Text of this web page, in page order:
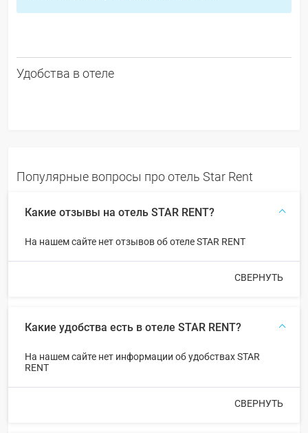
Удобства в отеле
Популярные вопросы про отель Star Rent
Какие отзывы на отель STAR RENT?
На нашем сайте нет отзывов об отеле STAR RENT
СВЕРНУТЬ
Какие удобства есть в отеле STAR RENT?
На нашем сайте нет информации об удобствах STAR
RENT
СВЕРНУТЬ